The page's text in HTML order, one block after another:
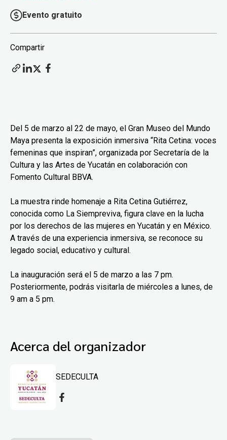
Evento gratuito
Compartir
Del 5 de marzo al 22 de mayo, el Gran Museo del Mundo
Maya presenta la exposición inmersiva “Rita Cetina: voces
femeninas que inspiran”, organizada por Secretaría de la
Cultura y las Artes de Yucatán en colaboración con
Fomento Cultural BBVA.
La muestra rinde homenaje a Rita Cetina Gutiérrez,
conocida como La Siempreviva, figura clave en la lucha
por los derechos de las mujeres en Yucatán y en México.
A través de una experiencia inmersiva, se reconoce su
legado social, educativo y cultural.
La inauguración será el 5 de marzo a las 7 pm.
Posteriormente, podrás visitarla de miércoles a lunes, de
9 am a 5 pm.
Acerca del organizador
SEDECULTA